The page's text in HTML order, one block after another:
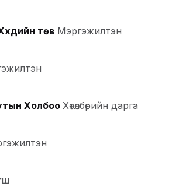
төв Мэргэжилтэн
Холбоо Хөтөлбөрийн дарга